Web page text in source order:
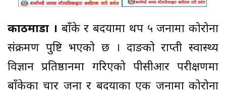
काठमाडौं । बाँके र बर्दियामा थप ५ जनामा कोरोना
संक्रमण पुष्टि भएको छ । दाङको राप्ती स्वास्थ्य
विज्ञान प्रतिष्ठानमा गरिएको पीसीआर परीक्षणमा
बाँकेका चार जना र बर्दियाका एक जनामा कोरोना